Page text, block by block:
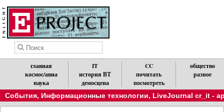
Обратите внимание, что новости можно получать по RSS.
главная
космос/авиа
наука
IT
история ВТ
демосцена
CC
почитать
посмотреть
общество
События,Информационные технологии,LiveJournal cr_it -